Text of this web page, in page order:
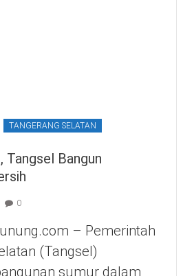
TANGERANG SELATAN
Tangsel Bangun
0
– Pemerintah
(Tangsel)
sumur dalam